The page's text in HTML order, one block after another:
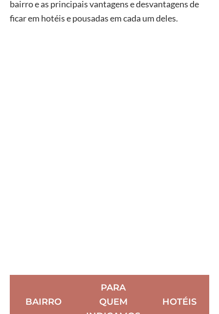
bairro e as principais vantagens e desvantagens de
ficar em hotéis e pousadas em cada um deles.
BAIRRO
PARA
QUEM
HOTÉIS